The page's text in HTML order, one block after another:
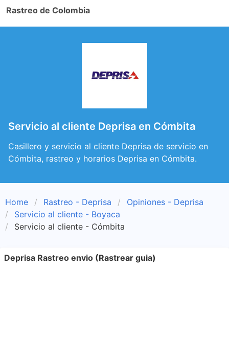
Rastreo de Colombia
Servicio al cliente Deprisa en Cómbita
Casillero y servicio al cliente Deprisa de servicio en
Cómbita, rastreo y horarios Deprisa en Cómbita.
Home Rastreo - Deprisa
Opiniones - Deprisa
Servicio al cliente - Boyaca
Servicio al cliente - Cómbita
Deprisa Rastreo envio (Rastrear guia)